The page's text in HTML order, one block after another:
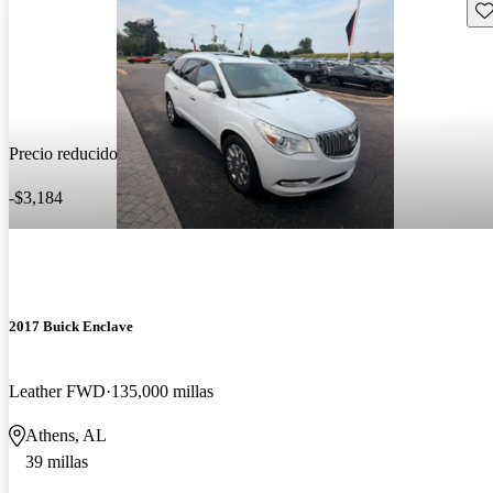
Precio reducido
-$3,184
2017 Buick Enclave
Leather FWD 135,000 millas
Athens, AL
39 millas